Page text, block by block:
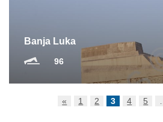
Banja Luka
96
« 1 2 3 4 5